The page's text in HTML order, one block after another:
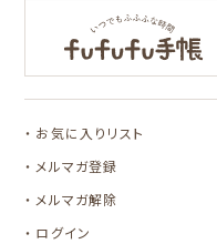
サンリオキャラクタ
ーズ
コラボ別
お気に入りリスト
メルマガ登録
メルマガ解除
ログイン